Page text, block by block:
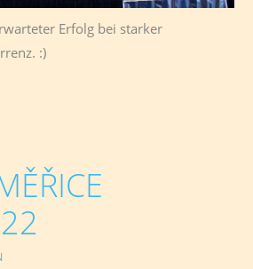
Erfolg bei starker
:)